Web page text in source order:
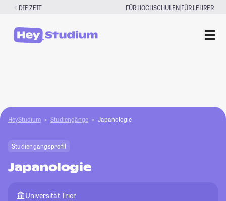
Zum
springen
DIE ZEIT FÜR HOCHSCHULEN|FÜR LEHRER
HeyStudium Studiengänge Japanologie
Studiengangsprofil
Japanologie
Universität Trier